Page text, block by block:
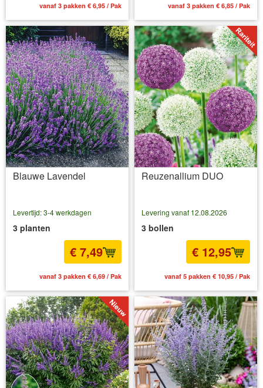
vanaf 3 pakken € 6,95 / Pak vanaf 3 pakken € 6,85 / Pak
Blauwe Lavendel
Levertijd: 3-4 werkdagen
3 planten
€ 7,49
vanaf 3 pakken € 6,69 / Pak
Reuzenallium DUO
Levering vanaf 12.08.2026
3 bollen
€ 12,95
vanaf 5 pakken € 10,95 / Pak